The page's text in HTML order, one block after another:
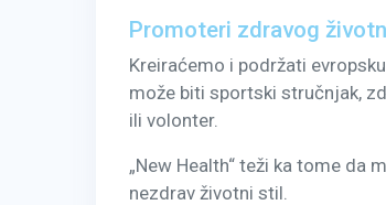
Promoteri zdravog
Kreiraćemo i podržati
može biti sportski stručnjak,
ili volonter.
„New Health“ teži ka tome da
nezdrav životni stil.